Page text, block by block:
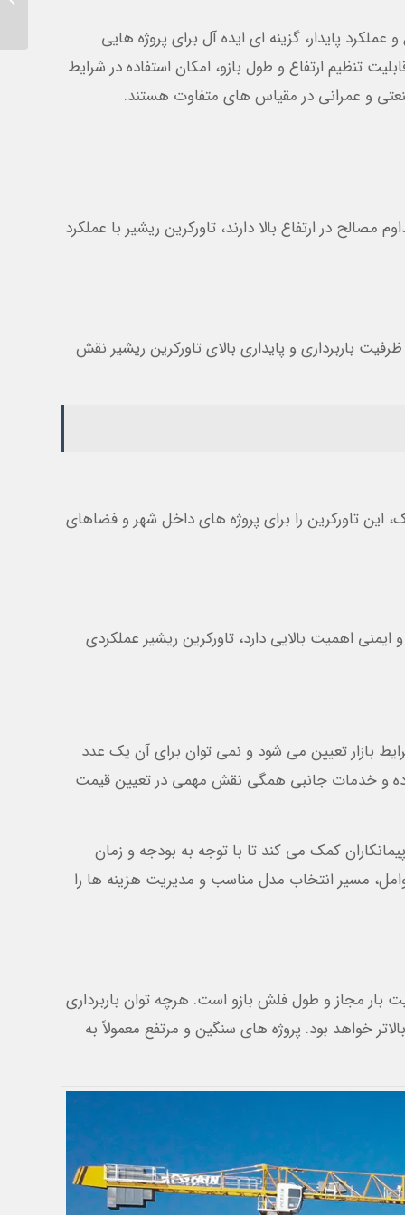
پایدار، گزینه ای ایده آل برای پروژه هایی
تنظیم ارتفاع و طول بازو، امکان استفاده در شرایط
و عمرانی در مقیاس های متفاوت هستند.
در ارتفاع بالا دارند، تاورکرین ریشیر با عملکرد
باربرداری و پایداری بالای تاورکرین ریشیر نقش
تاورکرین را برای پروژه های داخل شهر و فضاهای
اهمیت بالایی دارد، تاورکرین ریشیر عملکردی
بازار تعیین می شود و نمی توان برای آن یک عدد
و خدمات جانبی همگی نقش مهمی در تعیین قیمت
کمک می کند تا با توجه به بودجه و زمان
مسیر انتخاب مدل مناسب و مدیریت هزینه ها را
بار مجاز و طول فلش بازو است. هرچه توان باربرداری
خواهد بود. پروژه های سنگین و مرتفع معمولاً به